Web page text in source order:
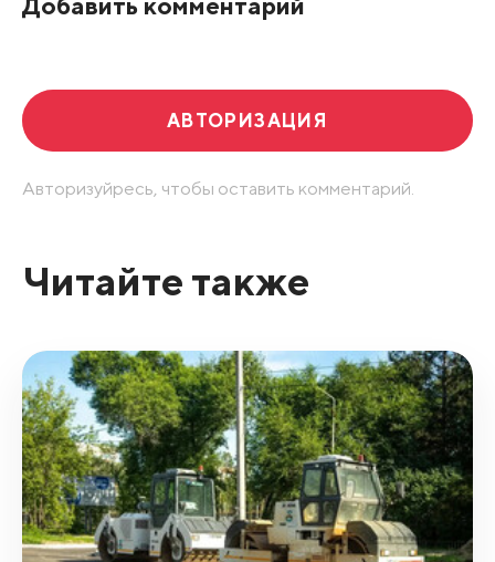
АВТОРИЗАЦИЯ
Авторизуйресь, чтобы оставить комментарий.
Читайте также